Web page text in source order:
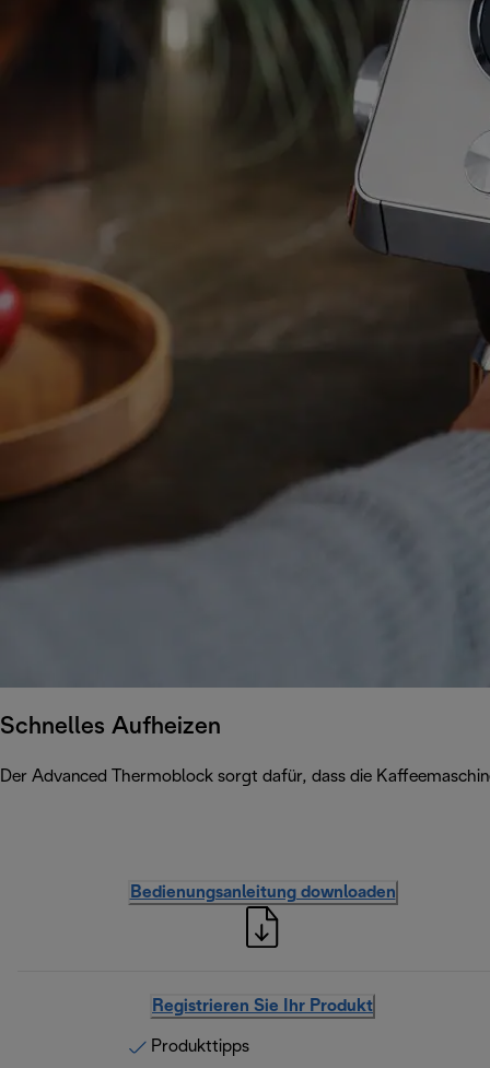
Schnelles Aufheizen
Der Advanced Thermoblock sorgt dafür, dass die
Bedienungsanleitung downloaden
Registrieren Sie Ihr Produkt
Produkttipps